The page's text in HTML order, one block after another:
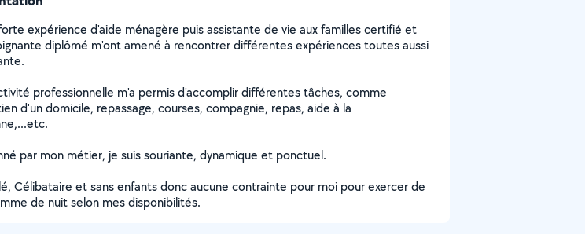
expérience d'aide ménagère puis assistante de vie aux familles certifié et
diplômé m'ont amené à rencontrer différentes expériences toutes aussi
professionnelle m'a permis d'accomplir différentes tâches, comme
d'un domicile, repassage, courses, compagnie, repas, aide à la
par mon métier, je suis souriante, dynamique et ponctuel.
Célibataire et sans enfants donc aucune contrainte pour moi pour exercer de
de nuit selon mes disponibilités.